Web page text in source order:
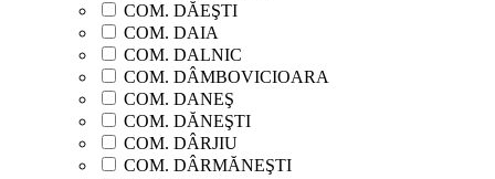
COM. DĂEŞTI
COM. DAIA
COM. DALNIC
COM. DÂMBOVICIOARA
COM. DANEŞ
COM. DĂNEŞTI
COM. DÂRJIU
COM. DÂRMĂNEŞTI